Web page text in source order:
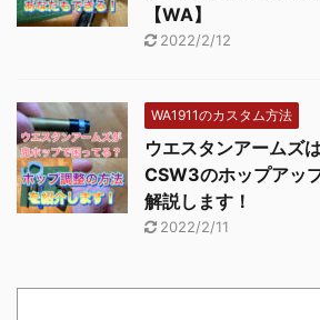
【WA】
2022/2/12
WA1911のカスタム方法
ウエスタンアームズ
CSW3のホップアッ
解説します！
2022/2/11